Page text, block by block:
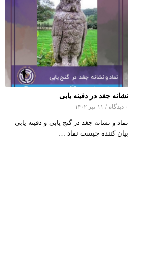
نشانه جغد در دفینه یابی
۰ دیدگاه / ۱۱ تیر ۱۴۰۲
نماد و نشانه جغد در گنج یابی و دفینه یابی
بیان کننده چیست نماد …